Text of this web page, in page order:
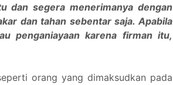
dan segera menerimanya dengan
dan tahan sebentar saja. Apabila
penganiayaan karena firman itu,
orang yang dimaksudkan pada